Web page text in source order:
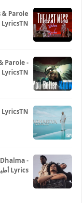
& Parole
LyricsTN
Parole -
LyricsTN
-
STREAMS l أطياف Lyrics